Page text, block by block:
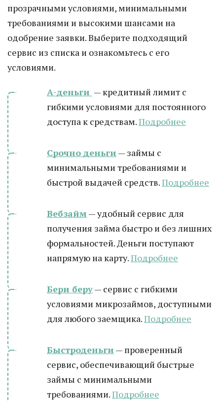
прозрачными условиями, минимальными
требованиями и высокими шансами на
одобрение заявки. Выберите подходящий
сервис из списка и ознакомьтесь с его
условиями.
А-деньги — кредитный лимит с
гибкими условиями для постоянного
доступа к средствам.Подробнее
Срочно деньги — займы с
минимальными требованиями и
быстрой выдачей средств.Подробнее
Вебзайм — удобный сервис для
получения займа быстро и без лишних
формальностей. Деньги поступают
напрямую на карту.Подробнее
Бери беру— сервис с гибкими
условиями микрозаймов, доступными
для любого заемщика.Подробнее
Быстроденьги — проверенный
сервис, обеспечивающий быстрые
займы с минимальными
требованиями.Подробнее